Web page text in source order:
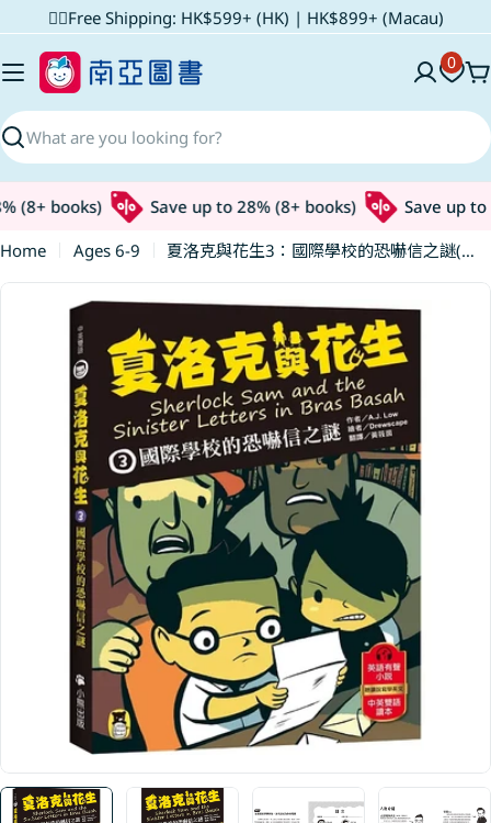
to
content
✌🏼Free Shipping: HK$599+ (HK) | HK$899+ (Macau)
Search
0
books) Save up to 28% (8+ books)
Save up to
Home
Ages 6-9
夏洛克與花生3：國際學校的恐嚇信之謎(中英雙語讀本，附英語有聲小說QR Code)
Skip
information
Open media 0 in modal